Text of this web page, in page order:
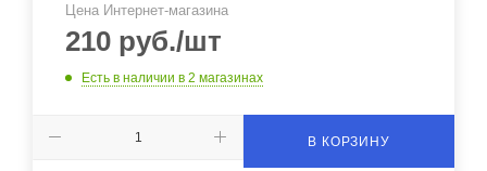
Цена Интернет-магазина
210 руб./шт
Есть в наличии в 2 магазинах
В КОРЗИНУ